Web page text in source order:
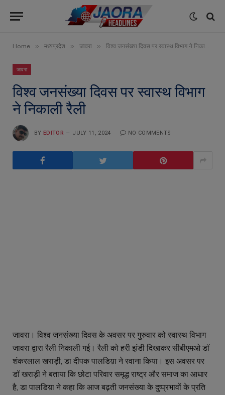
Home » मध्यप्रदेश » जावरा » विश्व जनसंख्या दिवस पर स्वास्थ विभाग ने निकाली रैली
जावरा
विश्व जनसंख्या दिवस पर स्वास्थ विभाग
ने निकाली रैली
BY EDITOR JULY 11, 2024 NO COMMENTS
जावरा। विश्व जनसंख्या दिवस के अवसर पर गुरुवार को स्वास्थ विभाग
जावरा द्वारा रैली निकाली गई। रैली को हरी झंडी दिखाकर सीबीएमओ डॉ
शंकरलाल खराड़ी, डा दीपक पालडिय़ा ने रवाना किया। इस अवसर पर
डॉ खराड़ी ने बताया कि छोटा परिवार समृद्ध राष्ट्र और समाज का आधार
है, डा पालडिय़ा ने कहा कि आज बढ़ती जनसंख्या के दुष्प्रभावों के प्रति